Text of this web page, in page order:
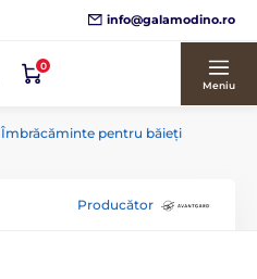
info@galamodino.ro
0
Meniu
Îmbrăcăminte pentru băieți
Producător